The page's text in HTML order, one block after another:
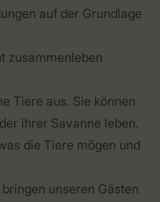
auf der Grundlage
zusammenleben
Tiere aus. Sie können
ihrer Savanne leben.
die Tiere mögen und
unseren Gästen